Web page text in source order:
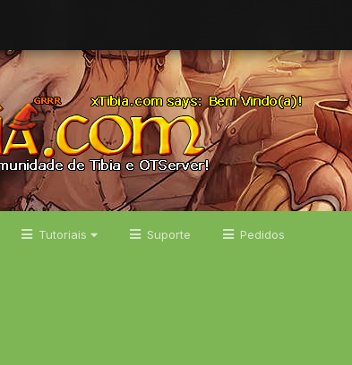
Tutoriais Suporte Pedidos